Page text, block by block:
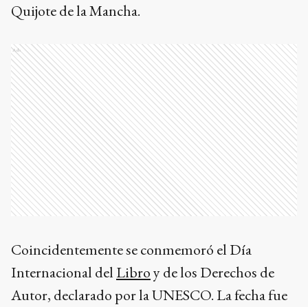
Quijote de la Mancha.
Ads
Coincidentemente se conmemoró el Día
Internacional del Libroy de los Derechos de
Autor, declarado por la UNESCO. La fecha fue